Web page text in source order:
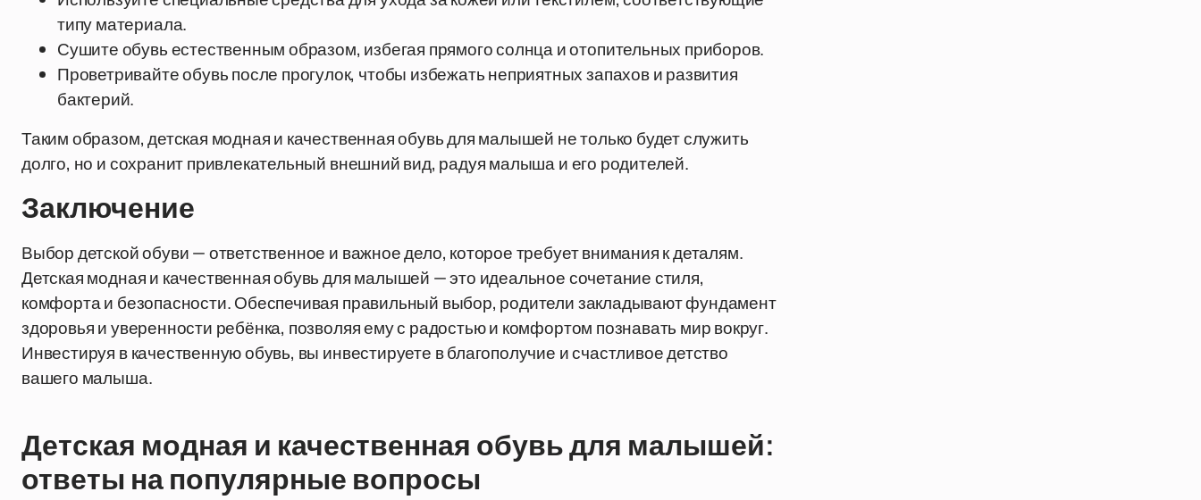
типу материала.
Сушите обувь естественным образом, избегая прямого солнца и отопительных приборов.
Проветривайте обувь после прогулок, чтобы избежать неприятных запахов и развития
бактерий.
Таким образом, детская модная и качественная обувь для малышей не только будет служить
долго, но и сохранит привлекательный внешний вид, радуя малыша и его родителей.
Заключение
Выбор детской обуви — ответственное и важное дело, которое требует внимания к деталям.
Детская модная и качественная обувь для малышей — это идеальное сочетание стиля,
комфорта и безопасности. Обеспечивая правильный выбор, родители закладывают фундамент
здоровья и уверенности ребёнка, позволяя ему с радостью и комфортом познавать мир вокруг.
Инвестируя в качественную обувь, вы инвестируете в благополучие и счастливое детство
вашего малыша.
Детская модная и качественная обувь для малышей:
ответы на популярные вопросы